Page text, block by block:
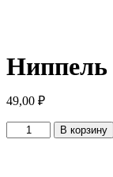
Ниппель
49,00 ₽
Количество
товара
В корзину